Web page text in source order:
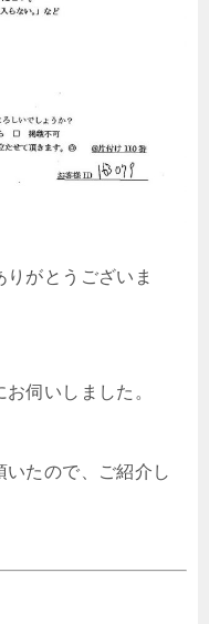
がとうございま
伺いしました。
たので、ご紹介し